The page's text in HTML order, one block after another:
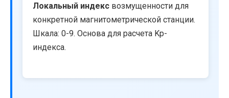
Локальный индекс возмущенности для
конкретной магнитометрической станции.
Шкала: 0-9. Основа для расчета Kp-
индекса.